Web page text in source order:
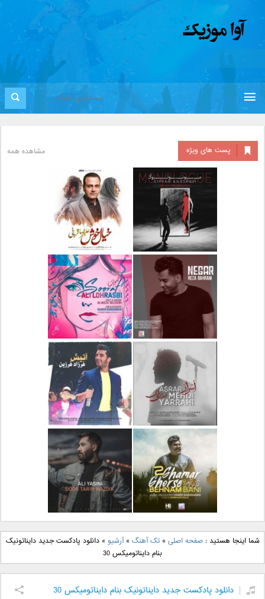
پست های ویژه مشاهده همه
دانلود آلبوم جدید سیروان
خسروی بنام مونولوگ
دانلود آهنگ جدید علیرضا
قربانی بنام خیال خوش
دانلود آهنگ جدید رضا
بهرام بنام نگار
دانلود آهنگ جدید علی
لهراسبی بنام صورت
دانلود آهنگ جدید مهدی
یراحی بنام اسرار
دانلود آهنگ جدید فرزاد
فرزین بنام آتیش
دانلود آهنگ جدید بهنام
بانی بنام قرص قمر 2
دانلود آهنگ جدید علی
یاسینی بنام دورترین نزدیک
شما اینجا هستید :صفحه اصلی »تک آهنگ »آرشیو »دانلود پادکست جدید دایناتونیک
بنام دایناتومیکس 30
دانلود پادکست جدید دایناتونیک بنام دایناتومیکس 30